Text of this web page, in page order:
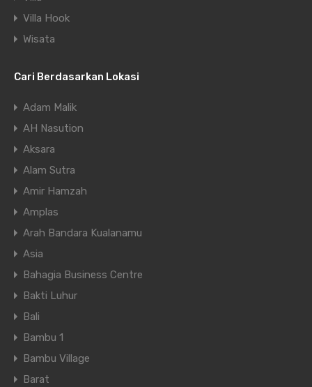
Villa Hook
Wisata
Cari Berdasarkan Lokasi
Adam Malik
AH Nasution
Aksara
Alam Sutra
Amir Hamzah
Amplas
Arah Bandara Kualanamu
Asia
Bahagia Business Centre
Bakti Luhur
Bali
Bambu 1
Bambu Village
Barat